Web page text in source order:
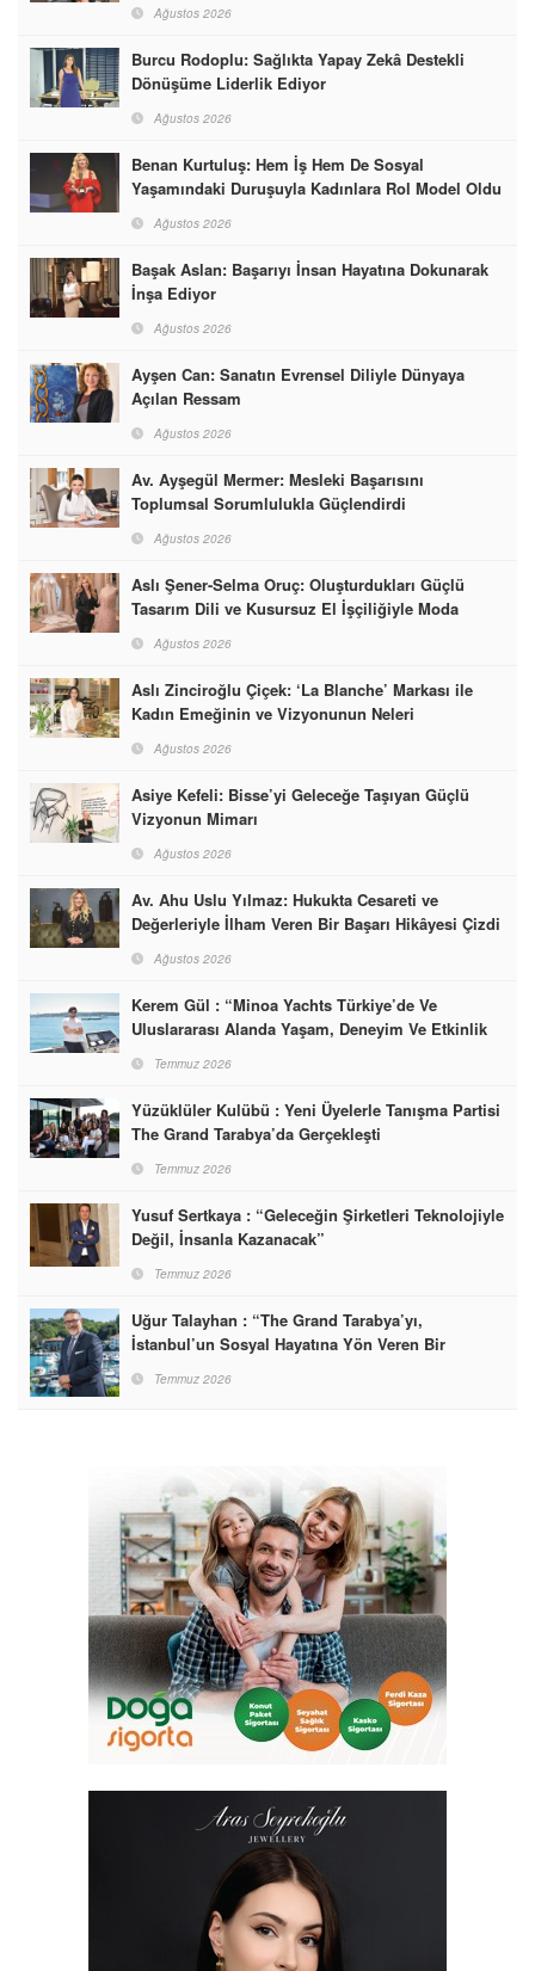
Ağustos 2026
Burcu Rodoplu: Sağlıkta Yapay Zekâ Destekli
Dönüşüme Liderlik Ediyor
Ağustos 2026
Benan Kurtuluş: Hem İş Hem De Sosyal
Yaşamındaki Duruşuyla Kadınlara Rol Model Oldu
Ağustos 2026
Başak Aslan: Başarıyı İnsan Hayatına Dokunarak
İnşa Ediyor
Ağustos 2026
Ayşen Can: Sanatın Evrensel Diliyle Dünyaya
Açılan Ressam
Ağustos 2026
Av. Ayşegül Mermer: Mesleki Başarısını
Toplumsal Sorumlulukla Güçlendirdi
Ağustos 2026
Aslı Şener-Selma Oruç: Oluşturdukları Güçlü
Tasarım Dili ve Kusursuz El İşçiliğiyle Moda
Dünyasına İmzalarını Attılar
Ağustos 2026
Aslı Zinciroğlu Çiçek: ‘La Blanche’ Markası ile
Kadın Emeğinin ve Vizyonunun Neleri
Başarabileceğinin En Güzel Örneğini Sunuyor
Ağustos 2026
Asiye Kefeli: Bisse’yi Geleceğe Taşıyan Güçlü
Vizyonun Mimarı
Ağustos 2026
Av. Ahu Uslu Yılmaz: Hukukta Cesareti ve
Değerleriyle İlham Veren Bir Başarı Hikâyesi Çizdi
Ağustos 2026
Kerem Gül : “Minoa Yachts Türkiye’de Ve
Uluslararası Alanda Yaşam, Deneyim Ve Etkinlik
Markası Olacak”
Temmuz 2026
Yüzüklüler Kulübü : Yeni Üyelerle Tanışma Partisi
The Grand Tarabya’da Gerçekleşti
Temmuz 2026
Yusuf Sertkaya : “Geleceğin Şirketleri Teknolojiyle
Değil, İnsanla Kazanacak”
Temmuz 2026
Uğur Talayhan : “The Grand Tarabya’yı,
İstanbul’un Sosyal Hayatına Yön Veren Bir
Destinasyon Haline Getirmeyi Hedefliyorum”
Temmuz 2026